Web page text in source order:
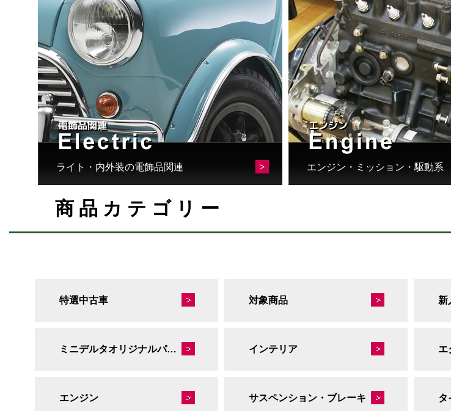
ライト・内外装の電飾品関連 エンジン・ミッション・駆動系
商品カテゴリー
特選中古車 対象商品 新
ミニデルタオリジナルパーツ インテリア エ
エンジン サスペンション・ブレーキ タ